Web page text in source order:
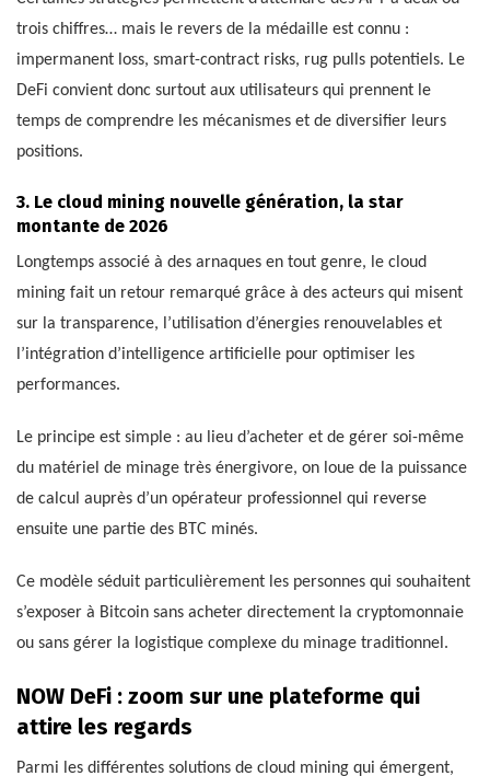
trois chiffres… mais le revers de la médaille est connu :
impermanent loss, smart-contract risks, rug pulls potentiels. Le
DeFi convient donc surtout aux utilisateurs qui prennent le
temps de comprendre les mécanismes et de diversifier leurs
positions.
3. Le cloud mining nouvelle génération, la star
montante de 2026
Longtemps associé à des arnaques en tout genre, le cloud
mining fait un retour remarqué grâce à des acteurs qui misent
sur la transparence, l’utilisation d’énergies renouvelables et
l’intégration d’intelligence artificielle pour optimiser les
performances.
Le principe est simple : au lieu d’acheter et de gérer soi-même
du matériel de minage très énergivore, on loue de la puissance
de calcul auprès d’un opérateur professionnel qui reverse
ensuite une partie des BTC minés.
Ce modèle séduit particulièrement les personnes qui souhaitent
s’exposer à Bitcoin sans acheter directement la cryptomonnaie
ou sans gérer la logistique complexe du minage traditionnel.
NOW DeFi : zoom sur une plateforme qui
attire les regards
Parmi les différentes solutions de cloud mining qui émergent,